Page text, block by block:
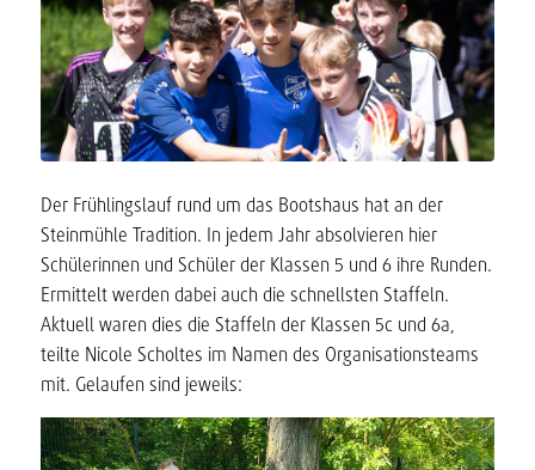
Der Frühlingslauf rund um das Bootshaus hat an der
Steinmühle Tradition. In jedem Jahr absolvieren hier
Schülerinnen und Schüler der Klassen 5 und 6 ihre Runden.
Ermittelt werden dabei auch die schnellsten Staffeln.
Aktuell waren dies die Staffeln der Klassen 5c und 6a,
teilte Nicole Scholtes im Namen des Organisationsteams
mit. Gelaufen sind jeweils: